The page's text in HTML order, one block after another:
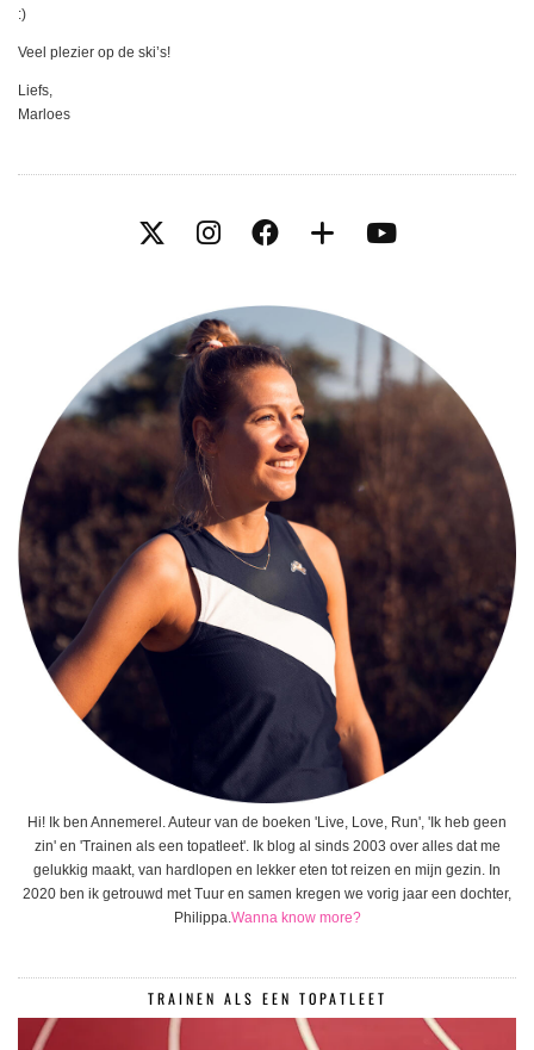
:)
Veel plezier op de ski’s!
Liefs,
Marloes
Hi! Ik ben Annemerel. Auteur van de boeken 'Live, Love, Run', 'Ik heb geen
zin' en 'Trainen als een topatleet'. Ik blog al sinds 2003 over alles dat me
gelukkig maakt, van hardlopen en lekker eten tot reizen en mijn gezin. In
2020 ben ik getrouwd met Tuur en samen kregen we vorig jaar een dochter,
Philippa.Wanna know more?
TRAINEN ALS EEN TOPATLEET